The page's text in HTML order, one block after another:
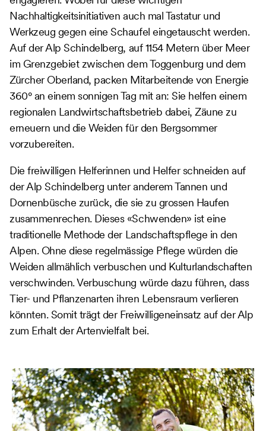
Nachhaltigkeitsinitiativen auch mal Tastatur und
Werkzeug gegen eine Schaufel eingetauscht werden.
Auf der Alp Schindelberg, auf 1154 Metern über Meer
im Grenzgebiet zwischen dem Toggenburg und dem
Zürcher Oberland, packen Mitarbeitende von Energie
360° an einem sonnigen Tag mit an: Sie helfen einem
regionalen Landwirtschaftsbetrieb dabei, Zäune zu
erneuern und die Weiden für den Bergsommer
vorzubereiten.
Die freiwilligen Helferinnen und Helfer schneiden auf
der Alp Schindelberg unter anderem Tannen und
Dornenbüsche zurück, die sie zu grossen Haufen
zusammenrechen. Dieses «Schwenden» ist eine
traditionelle Methode der Landschaftspflege in den
Alpen. Ohne diese regelmässige Pflege würden die
Weiden allmählich verbuschen und Kulturlandschaften
verschwinden. Verbuschung würde dazu führen, dass
Tier- und Pflanzenarten ihren Lebensraum verlieren
könnten. Somit trägt der Freiwilligeneinsatz auf der Alp
zum Erhalt der Artenvielfalt bei.